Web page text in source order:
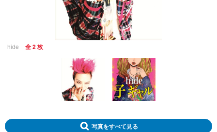
hide 全 2 枚
写真をすべて見る